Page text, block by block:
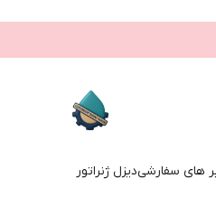
های سفارشیدیزل ژنراتور